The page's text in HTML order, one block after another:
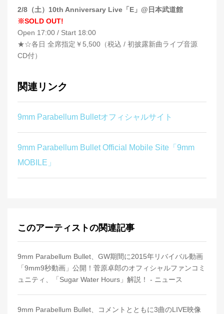
2/8（土）10th Anniversary Live「E」@日本武道館
※SOLD OUT!
Open 17:00 / Start 18:00
★☆各日 全席指定￥5,500（税込 / 初披露新曲ライブ音源
CD付）
関連リンク
9mm Parabellum Bulletオフィシャルサイト
9mm Parabellum Bullet Official Mobile Site「9mm
MOBILE」
このアーティストの関連記事
9mm Parabellum Bullet、GW期間に2015年リバイバル動画
「9mm9秒動画」公開！菅原卓郎のオフィシャルファンコミ
ュニティ、「Sugar Water Hours」解説！ - ニュース
9mm Parabellum Bullet、コメントとともに3曲のLIVE映像